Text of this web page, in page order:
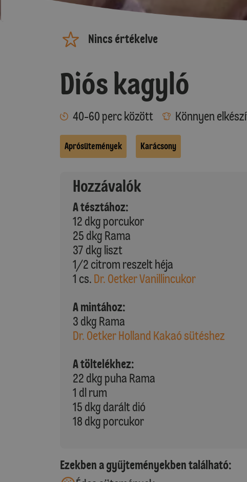
Nincs értékelve
Diós kagyló
40-60 perc között Könnyen
Aprósütemények Karácsony
Hozzávalók
A tésztához:
12 dkg porcukor
25 dkg Rama
37 dkg liszt
1/2 citrom reszelt héja
1 cs. Dr. Oetker Vanillincukor
A mintához:
3 dkg Rama
Dr. Oetker Holland Kakaó sütéshez
A töltelékhez:
22 dkg puha Rama
1 dl rum
15 dkg darált dió
18 dkg porcukor
Ezekben a gyűjteményekben található: